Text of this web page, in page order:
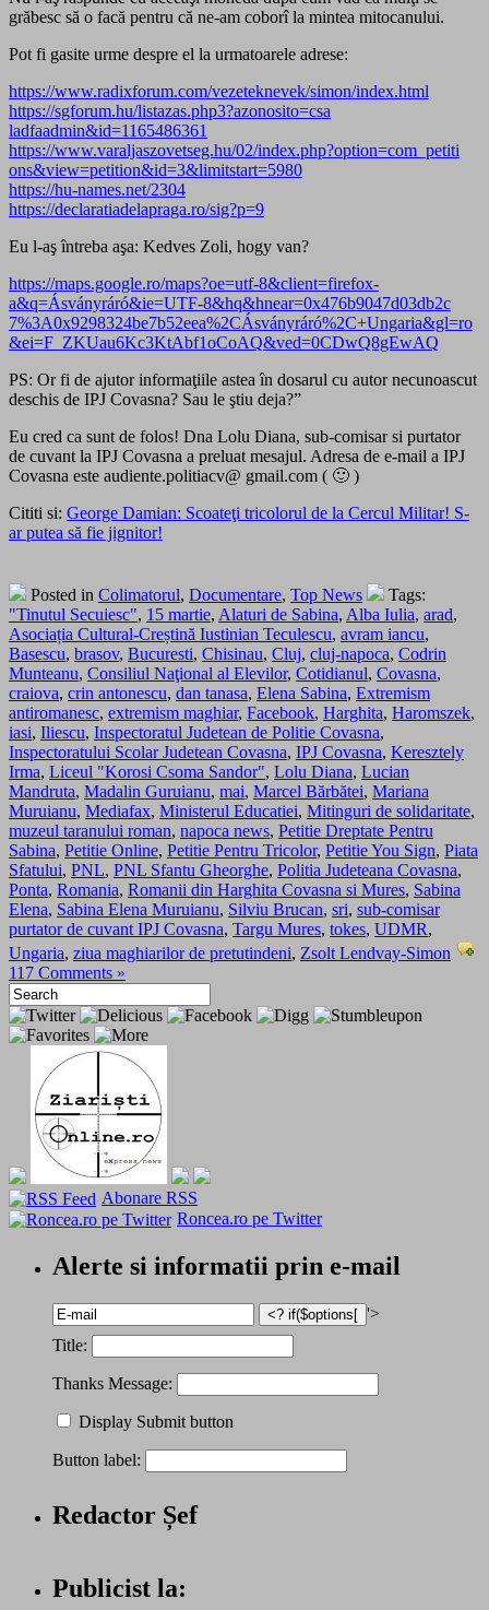
grăbesc să o facă pentru că ne-am coborî la mintea mitocanului.
Pot fi gasite urme despre el la urmatoarele adrese:
https://www.radixforum.com/vezeteknevek/simon/index.html
https://sgforum.hu/listazas.php3?azonosito=csa
ladfaadmin&id=1165486361
https://www.varaljaszovetseg.hu/02/index.php?option=com_petiti
ons&view=petition&id=3&limitstart=5980
https://hu-names.net/2304
https://declaratiadelapraga.ro/sig?p=9
Eu l-aş întreba aşa: Kedves Zoli, hogy van?
https://maps.google.ro/maps?oe=utf-8&client=firefox-
a&q=Ásványráró&ie=UTF-8&hq&hnear=0x476b9047d03db2c
7%3A0x9298324be7b52eea%2CÁsványráró%2C+Ungaria&gl=ro
&ei=F_ZKUau6Kc3KtAbf1oCoAQ&ved=0CDwQ8gEwAQ
PS: Or fi de ajutor informaţiile astea în dosarul cu autor necunoascut
deschis de IPJ Covasna? Sau le ştiu deja?”
Eu cred ca sunt de folos! Dna Lolu Diana, sub-comisar si purtator
de cuvant la IPJ Covasna a preluat mesajul. Adresa de e-mail a IPJ
Covasna este audiente.politiacv@ gmail.com ( 🙂 )
Cititi si: George Damian: Scoateţi tricolorul de la Cercul Militar! S-
ar putea să fie jignitor!
Posted in Colimatorul, Documentare, Top News
Tags:
"Tinutul Secuiesc", 15 martie, Alaturi de Sabina, Alba Iulia, arad,
Asociația Cultural-Creștină Iustinian Teculescu, avram iancu,
Basescu, brasov, Bucuresti, Chisinau, Cluj, cluj-napoca, Codrin
Munteanu, Consiliul Naţional al Elevilor, Cotidianul, Covasna,
craiova, crin antonescu, dan tanasa, Elena Sabina, Extremism
antiromanesc, extremism maghiar, Facebook, Harghita, Haromszek,
iasi, Iliescu, Inspectoratul Judetean de Politie Covasna,
Inspectoratului Scolar Judetean Covasna, IPJ Covasna, Keresztely
Irma, Liceul "Korosi Csoma Sandor", Lolu Diana, Lucian
Mandruta, Madalin Guruianu, mai, Marcel Bărbătei, Mariana
Muruianu, Mediafax, Ministerul Educatiei, Mitinguri de solidaritate,
muzeul taranului roman, napoca news, Petitie Dreptate Pentru
Sabina, Petitie Online, Petitie Pentru Tricolor, Petitie You Sign, Piata
Sfatului, PNL, PNL Sfantu Gheorghe, Politia Judeteana Covasna,
Ponta, Romania, Romanii din Harghita Covasna si Mures, Sabina
Elena, Sabina Elena Muruianu, Silviu Brucan, sri, sub-comisar
purtator de cuvant IPJ Covasna, Targu Mures, tokes, UDMR,
Ungaria, ziua maghiarilor de pretutindeni, Zsolt Lendvay-Simon
117 Comments »
Abonare RSS
Roncea.ro pe Twitter
Alerte si informatii prin e-mail
'>
Title:
Thanks Message:
Display Submit button
Button label:
Redactor Șef
Publicist la: